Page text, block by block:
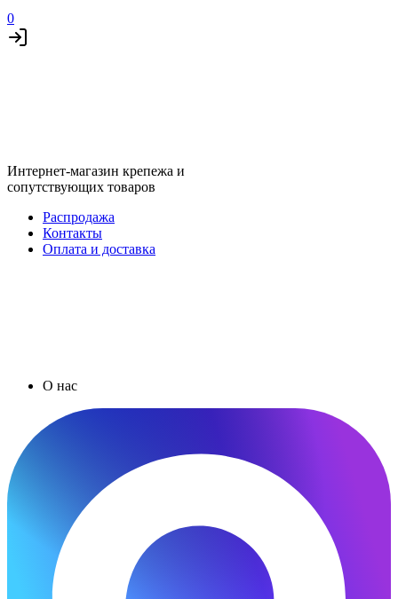
0
Интернет-магазин крепежа и
сопутствующих товаров
Распродажа
Контакты
Оплата и доставка
О нас